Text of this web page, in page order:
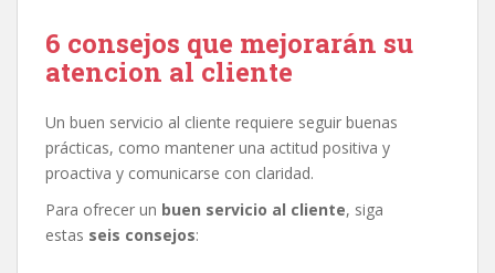
6 consejos que mejorarán su
atencion al cliente
Un buen servicio al cliente requiere seguir buenas
prácticas, como mantener una actitud positiva y
proactiva y comunicarse con claridad.
Para ofrecer un buen servicio al cliente, siga
estas seis consejos: